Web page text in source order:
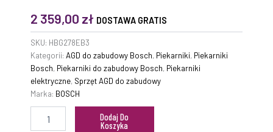
2 359,00 zł DOSTAWA GRATIS
SKU: HBG278EB3
Kategorii: AGD do zabudowy Bosch, Piekarniki, Piekarniki
Bosch, Piekarniki do zabudowy Bosch, Piekarniki
elektryczne, Sprzęt AGD do zabudowy
Marka: BOSCH
Dodaj Do
Koszyka